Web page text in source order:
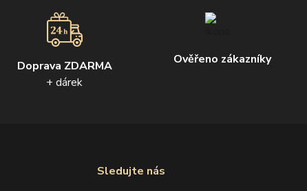
Doprava ZDARMA
+ dárek
Ověřeno zákazníky
Sledujte nás